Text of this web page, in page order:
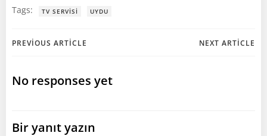
Tags: TV SERVISI UYDU
Post
navigation
PREVIOUS ARTICLE NEXT ARTICLE
No responses yet
Bir yanıt yazın